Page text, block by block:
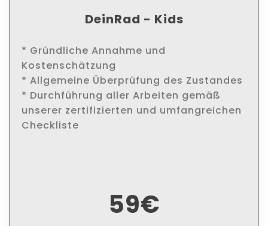
DeinRad - Kids
* Gründliche Annahme und
Kostenschätzung
* Allgemeine Überprüfung des Zustandes
* Durchführung aller Arbeiten gemäß
unserer zertifizierten und umfangreichen
Checkliste
59€